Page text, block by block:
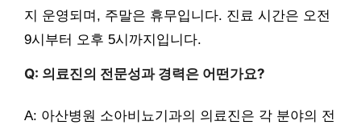
지 운영되며, 주말은 휴무입니다. 진료 시간은 오전
9시부터 오후 5시까지입니다.
Q: 의료진의 전문성과 경력은 어떤가요?
A: 아산병원 소아비뇨기과의 의료진은 각 분야의 전